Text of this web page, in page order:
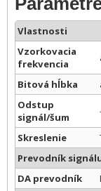
Vlastnosti
Vzorkovacia
frekvencia
Bitová hĺbka
Odstup
signál/šum
Skreslenie
Prevodník
DA prevodník